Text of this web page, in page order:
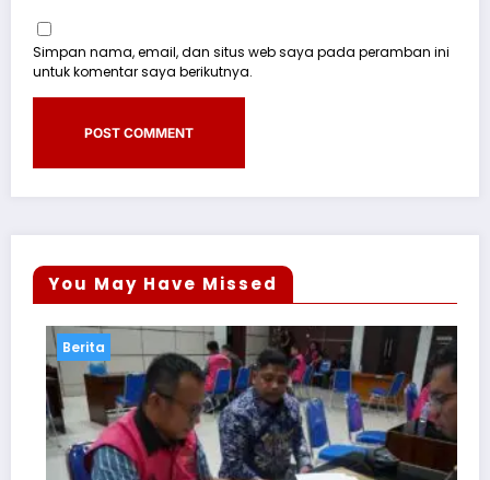
Simpan nama, email, dan situs web saya pada peramban ini
untuk komentar saya berikutnya.
You May Have Missed
Berita